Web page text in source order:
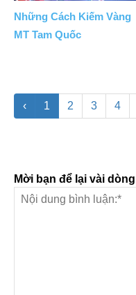
Những Cách Kiếm Vàng
MT Tam Quốc
‹ 1 2 3 4
Mời bạn để lại vài